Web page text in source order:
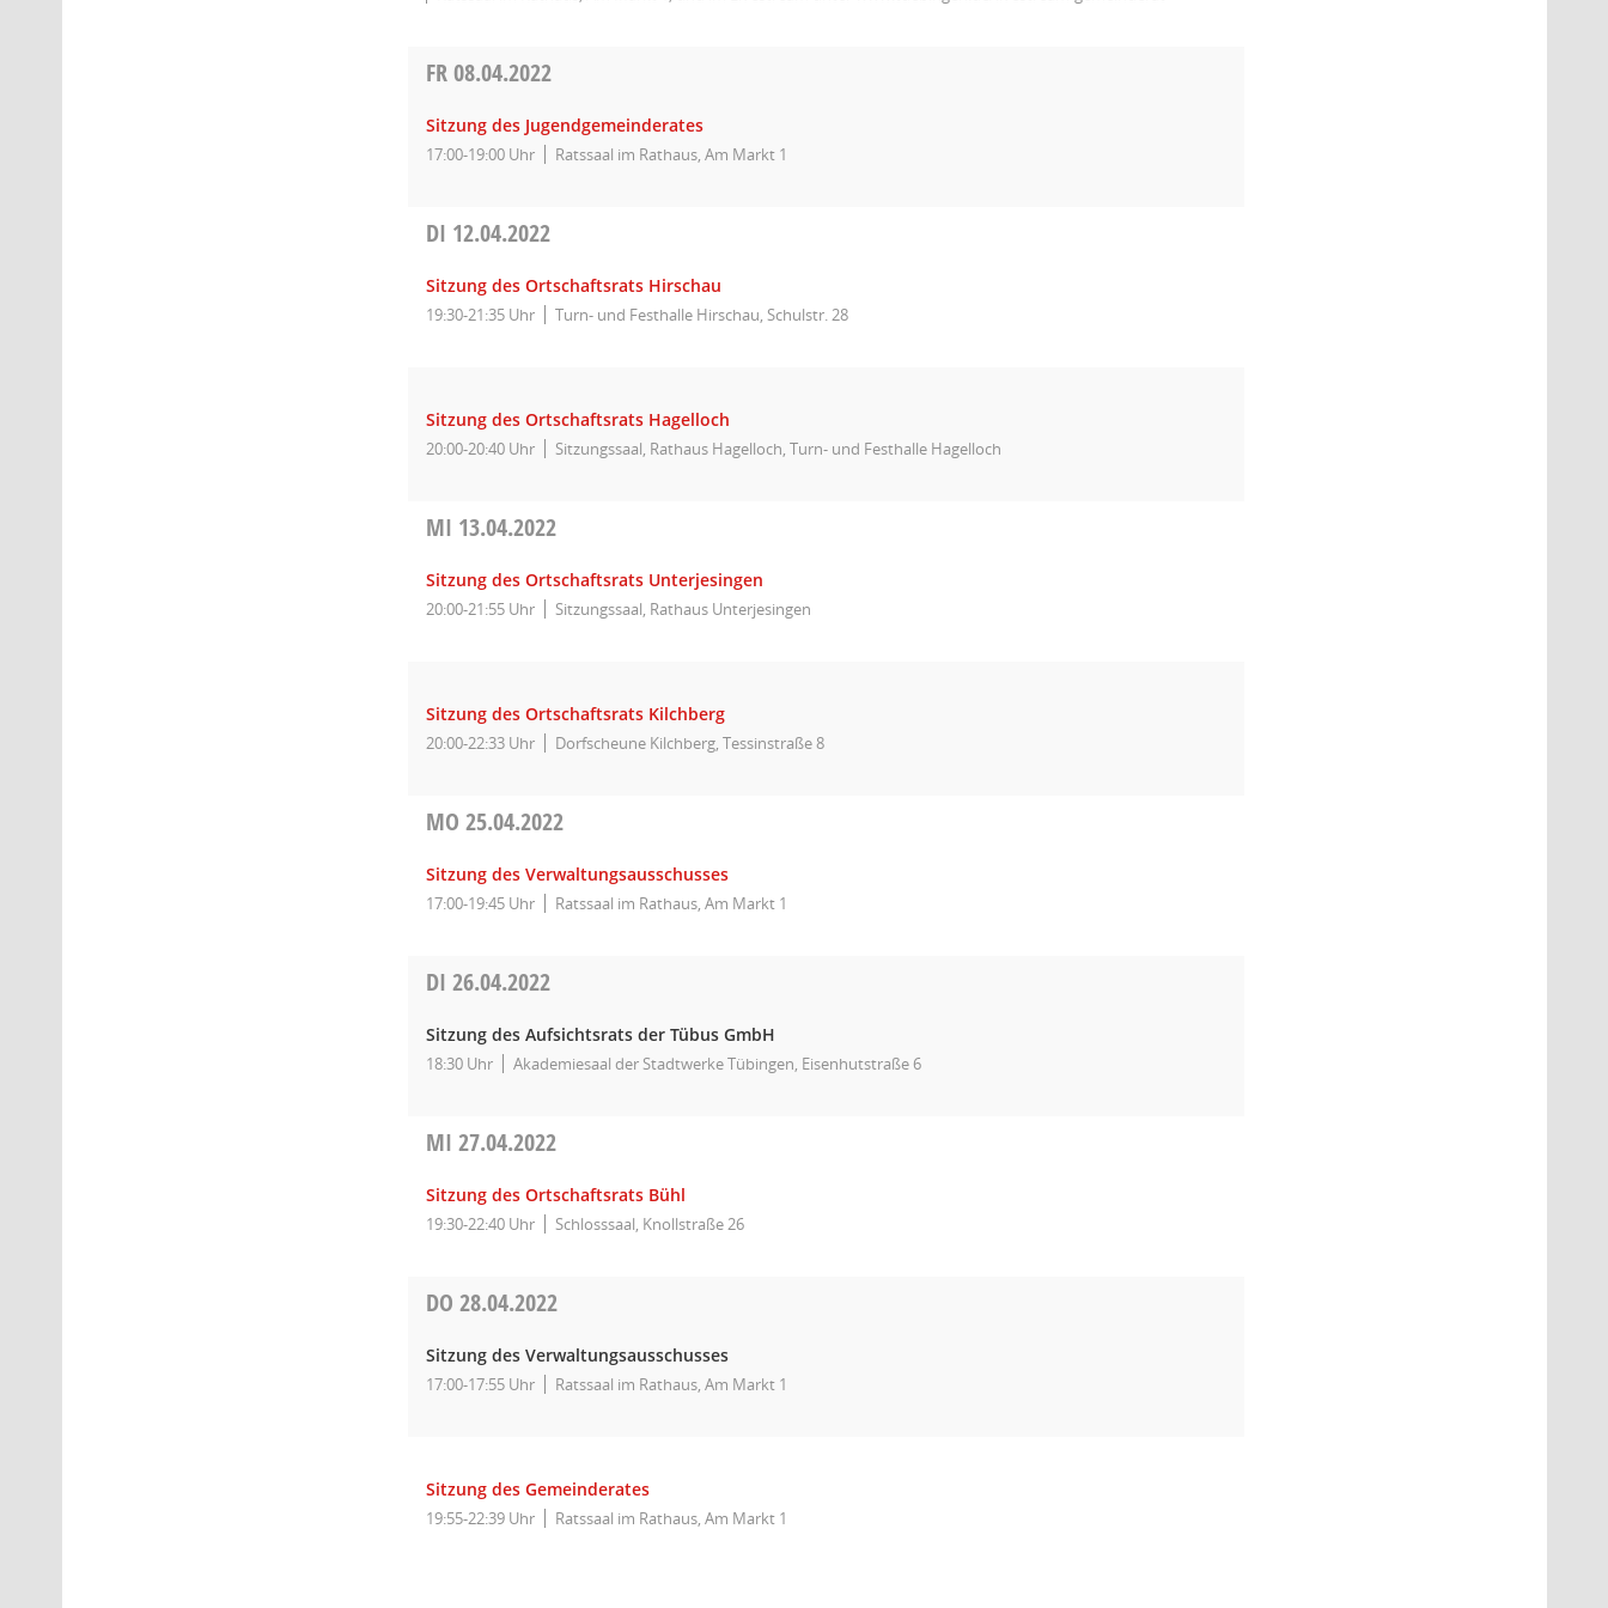
FR08.04.2022
Sitzung des Jugendgemeinderates
17:00-19:00 Uhr Ratssaal im Rathaus, Am Markt 1
DI 12.04.2022
Sitzung des Ortschaftsrats Hirschau
19:30-21:35 Uhr Turn- und Festhalle Hirschau, Schulstr. 28
Sitzung des Ortschaftsrats Hagelloch
20:00-20:40 Uhr Sitzungssaal, Rathaus Hagelloch, Turn- und Festhalle Hagelloch
MI 13.04.2022
Sitzung des Ortschaftsrats Unterjesingen
20:00-21:55 Uhr Sitzungssaal, Rathaus Unterjesingen
Sitzung des Ortschaftsrats Kilchberg
20:00-22:33 Uhr Dorfscheune Kilchberg, Tessinstraße 8
MO25.04.2022
Sitzung des Verwaltungsausschusses
17:00-19:45 Uhr Ratssaal im Rathaus, Am Markt 1
DI26.04.2022
Sitzung des Aufsichtsrats der Tübus GmbH
18:30 Uhr Akademiesaal der Stadtwerke Tübingen, Eisenhutstraße 6
MI27.04.2022
Sitzung des Ortschaftsrats Bühl
19:30-22:40 Uhr Schlosssaal, Knollstraße 26
DO28.04.2022
Sitzung des Verwaltungsausschusses
17:00-17:55 Uhr Ratssaal im Rathaus, Am Markt 1
Sitzung des Gemeinderates
19:55-22:39 Uhr Ratssaal im Rathaus, Am Markt 1